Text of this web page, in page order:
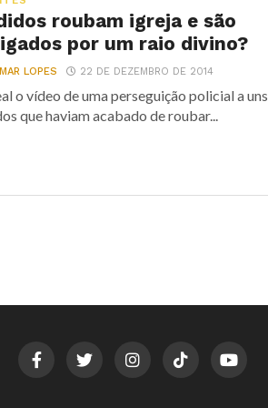
roubam igreja e são
por um raio divino?
LOPES 22 DE DEZEMBRO DE 2014
o vídeo de uma perseguição policial a uns
que haviam acabado de roubar...